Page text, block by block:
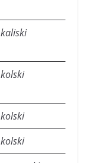
kaliski
kolski
kolski
kolski